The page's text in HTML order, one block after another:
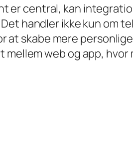
er central, kan
handler ikke kun om
skabe mere
web og app,